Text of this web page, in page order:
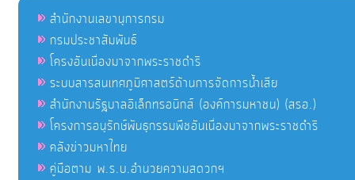
สำนักงานเลขานุการกรม
กรมประชาสัมพันธ์
โครงอันเนื่องมาจากพระราชดำริ
ระบบสารสนเทศภูมิศาสตร์ด้านการจัดการน้ำเสีย
สำนักงานรัฐบาลอิเล็กทรอนิกส์ (องค์การมหาชน) (สรอ.)
โครงการอนุรักษ์พันธุกรรมพืชอันเนื่องมาจากพระราชดำริ
คลังข่าวมหาไทย
คู่มือตาม พ.ร.บ.อำนวยความสดวกฯ